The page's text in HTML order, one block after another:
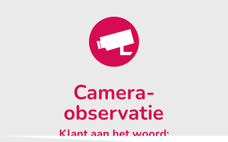
Camera-
observatie
Klant aan het woord: